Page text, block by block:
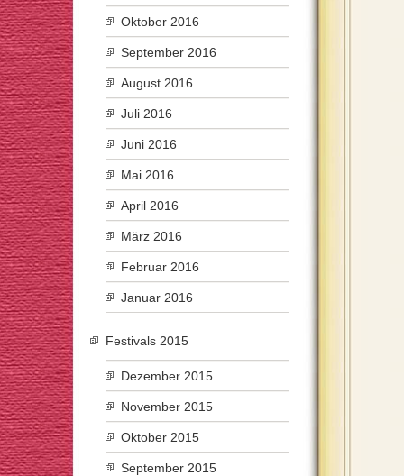
Oktober 2016
September 2016
August 2016
Juli 2016
Juni 2016
Mai 2016
April 2016
März 2016
Februar 2016
Januar 2016
Festivals 2015
Dezember 2015
November 2015
Oktober 2015
September 2015